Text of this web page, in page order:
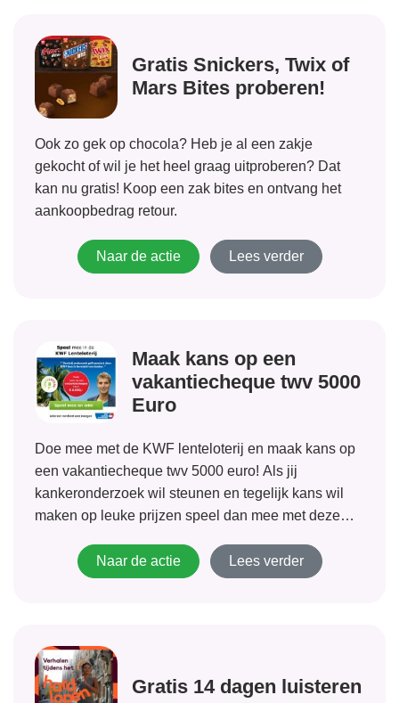
Gratis Snickers, Twix of
Mars Bites proberen!
Ook zo gek op chocola? Heb je al een zakje
gekocht of wil je het heel graag uitproberen? Dat
kan nu gratis! Koop een zak bites en ontvang het
aankoopbedrag retour.
Naar de actie Lees verder
Maak kans op een
vakantiecheque twv 5000
Euro
Doe mee met de KWF lenteloterij en maak kans op
een vakantiecheque twv 5000 euro! Als jij
kankeronderzoek wil steunen en tegelijk kans wil
maken op leuke prijzen speel dan mee met deze
onder andere kankeronderzoek en begeleiding...
Naar de actie Lees verder
Gratis 14 dagen luisteren